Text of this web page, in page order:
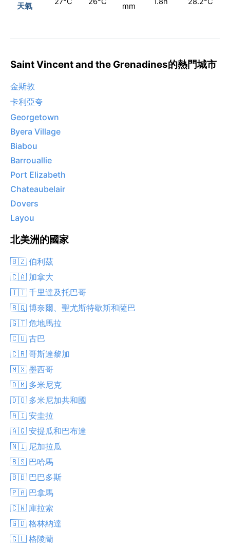
天氣
mm
Saint Vincent and the Grenadines的熱門城市
金斯敦
卡利亞夸
Georgetown
Byera Village
Biabou
Barrouallie
Port Elizabeth
Chateaubelair
Dovers
Layou
北美洲的國家
🇧🇿 伯利茲
🇨🇦 加拿大
🇹🇹 千里達及托巴哥
🇧🇶 博奈爾、聖尤斯特歇斯和薩巴
🇬🇹 危地馬拉
🇨🇺 古巴
🇨🇷 哥斯達黎加
🇲🇽 墨西哥
🇩🇲 多米尼克
🇩🇴 多米尼加共和國
🇦🇮 安圭拉
🇦🇬 安提瓜和巴布達
🇳🇮 尼加拉瓜
🇧🇸 巴哈馬
🇧🇧 巴巴多斯
🇵🇦 巴拿馬
🇨🇼 庫拉索
🇬🇩 格林納達
🇬🇱 格陵蘭